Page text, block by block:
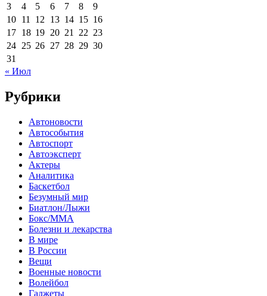
3
4 5 6 7 8
9
10 11 12 13 14 15 16
17 18 19 20 21 22 23
24 25 26 27 28 29 30
31
« Июл
Рубрики
Автоновости
Автособытия
Автоспорт
Автоэксперт
Актеры
Аналитика
Баскетбол
Безумный мир
Биатлон/Лыжи
Бокс/MMA
Болезни и лекарства
В мире
В России
Вещи
Военные новости
Волейбол
Гаджеты